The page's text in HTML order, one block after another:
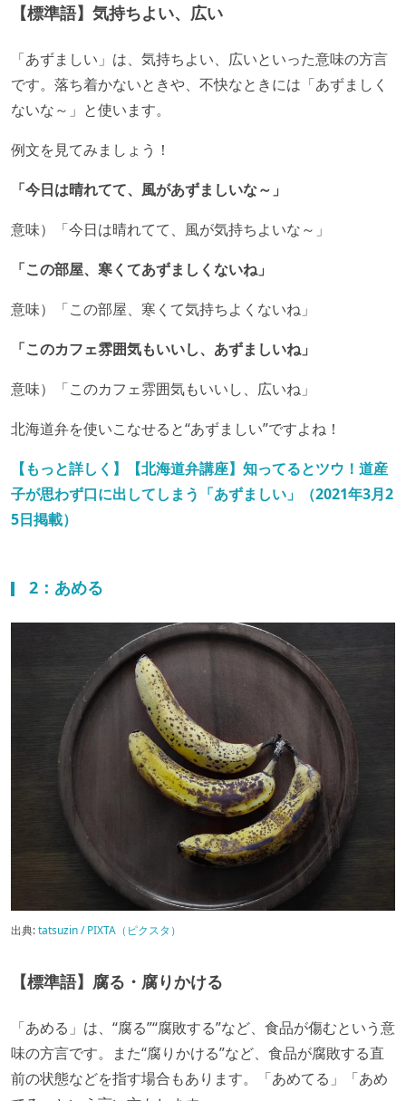
【標準語】気持ちよい、広い
「あずましい」は、気持ちよい、広いといった意味の方言
です。落ち着かないときや、不快なときには「あずましく
ないな～」と使います。
例文を見てみましょう！
「今日は晴れてて、風があずましいな～」
意味）「今日は晴れてて、風が気持ちよいな～」
「この部屋、寒くてあずましくないね」
意味）「この部屋、寒くて気持ちよくないね」
「このカフェ雰囲気もいいし、あずましいね」
意味）「このカフェ雰囲気もいいし、広いね」
北海道弁を使いこなせると“あずましい”ですよね！
【もっと詳しく】【北海道弁講座】知ってるとツウ！道産
子が思わず口に出してしまう「あずましい」（2021年3月2
5日掲載）
2：あめる
出典:tatsuzin / PIXTA（ピクスタ）
【標準語】腐る・腐りかける
「あめる」は、“腐る”“腐敗する”など、食品が傷むという意
味の方言です。また“腐りかける”など、食品が腐敗する直
前の状態などを指す場合もあります。「あめてる」「あめ